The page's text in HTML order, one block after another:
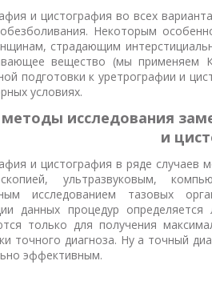
и цистография во всех
Некоторым
страдающим
вещество (мы применяем
подготовки к уретрографии и
условиях.
методы исследования
и
и цистография в ряде случаев
ультразвуковым,
исследованием тазовых
данных процедур
только для получения
точного диагноза. Ну а точный
эффективным.